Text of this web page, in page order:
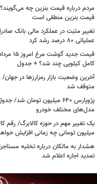
مردم درباره قیمت بنزین چه
قیمت بنزین منطقی است
تغییر مثبت در عملکرد مالی بانک
عملیاتی ۸۰ درصد رشد کرد
کامل کیلویی چند شد؟ + جدول
متوقف شد
پژوپارس ۶۴۰ میلیون تومان
مدل‌های مختلف خودرو
یک تغییر مهم در حوزه کالابرگ/ رقم
میلیون تومانی چه زمانی افزایش
هشدار به مالکان درباره تخلیه
تمدید اجاره اعلام شد